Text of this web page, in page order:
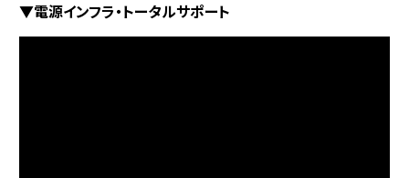
▼電源インフラ・トータルサポート